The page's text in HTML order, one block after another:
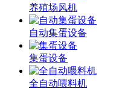
养殖场风机
自动集蛋设备
集蛋设备
全自动喂料机